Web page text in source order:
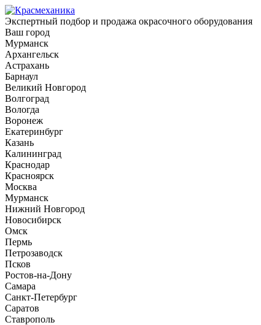
Экспертный подбор и продажа окрасочного оборудования
Ваш город
Мурманск
Архангельск
Астрахань
Барнаул
Великий Новгород
Волгоград
Вологда
Воронеж
Екатеринбург
Казань
Калининград
Краснодар
Красноярск
Москва
Мурманск
Нижний Новгород
Новосибирск
Омск
Пермь
Петрозаводск
Псков
Ростов-на-Дону
Самара
Санкт-Петербург
Саратов
Ставрополь